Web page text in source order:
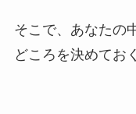
そこで、あなたの
どころを決めてお